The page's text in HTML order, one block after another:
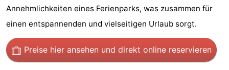
Mühlen
-
Aussichtspunkte
Attraktionen
Annehmlichkeiten eines Ferienparks, was zusammen für
einen entspannenden und vielseitigen Urlaub sorgt.
Preise hier ansehen und direkt online reservieren